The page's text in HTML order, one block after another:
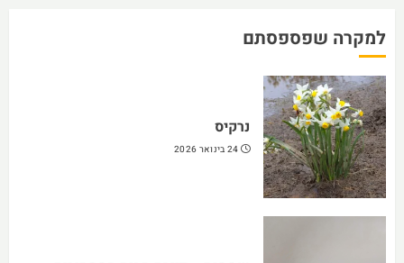
למקרה שפספסתם
נרקיס
24 בינואר 2026